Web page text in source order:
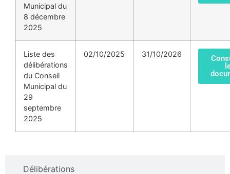
Délibérations
Municipal du
8 décembre
2025
Liste des
délibérations
du Conseil
Municipal du
29
septembre
2025
02/10/2025 31/10/2026